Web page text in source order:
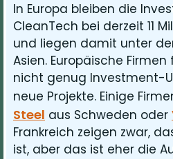
In Europa bleiben die
CleanTech bei derzeit 11
und liegen damit unter
Asien. Europäische
nicht genug Investment-
neue Projekte. Einige
Steel aus Schweden oder
Frankreich zeigen zwar,
ist, aber das ist eher die